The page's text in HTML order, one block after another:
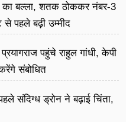
का बल्ला, शतक ठोककर नंबर-3
से पहले बढ़ी उम्मीद
पहुंचे राहुल गांधी, केपी
संबोधित
संदिग्ध ड्रोन ने बढ़ाई चिंता,